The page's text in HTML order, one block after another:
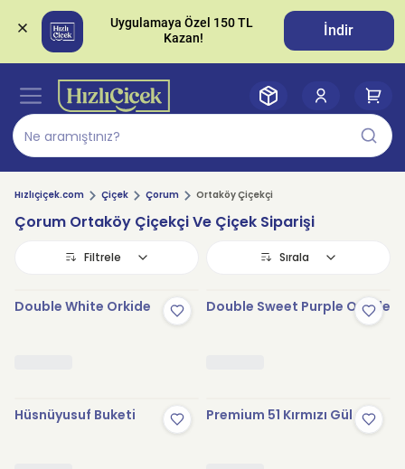
Uygulamaya Özel 150 TL
İndir
Hızlıçiçek.com Çiçek Çorum Ortaköy Çiçekçi
Çorum Ortaköy Çiçekçi Ve Çiçek Siparişi
Filtrele Sırala
Double White Orkide Double Sweet Purple Orkide
Hüsnüyusuf Buketi Premium 51 Kırmızı Gül